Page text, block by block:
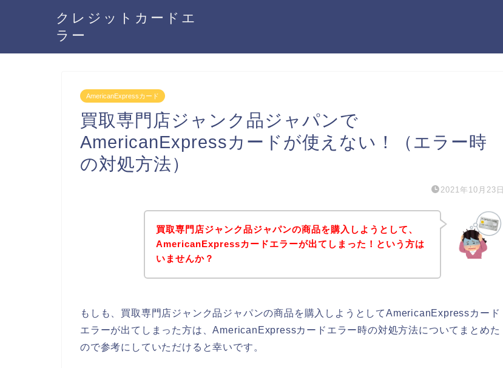
クレジットカードエ
ラー
AmericanExpressカード
買取専門店ジャンク品ジャパンで
AmericanExpressカードが使えない！（エラー時
の対処方法）
2021年10月23日
買取専門店ジャンク品ジャパンの商品を購入しようとして、
AmericanExpressカードエラーが出てしまった！という方は
いませんか？
もしも、買取専門店ジャンク品ジャパンの商品を購入しようとしてAmericanExpressカード
エラーが出てしまった方は、AmericanExpressカードエラー時の対処方法についてまとめた
ので参考にしていただけると幸いです。